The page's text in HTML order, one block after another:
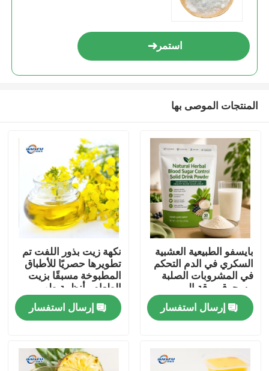
المنزل
فيديوهات
استمر
المنتجات الموصى بها
بايسفو الطبيعية العشبية
السكري في الدم التحكم
في المشروبات الصلبة
مسحوق ورقة المربى
جذر كودزو الجينسنغ
جوجي التوت بذور كاسيا
لدعم الجلوكوز الصحية
إرسال استفسار
نكهة زيت بذور اللفت تم
تطويرها حصريًا للأطباق
المطبوخة مسبقًا بزيت
الطعام وأنظمة طهي
الطعام الصينية
إرسال استفسار